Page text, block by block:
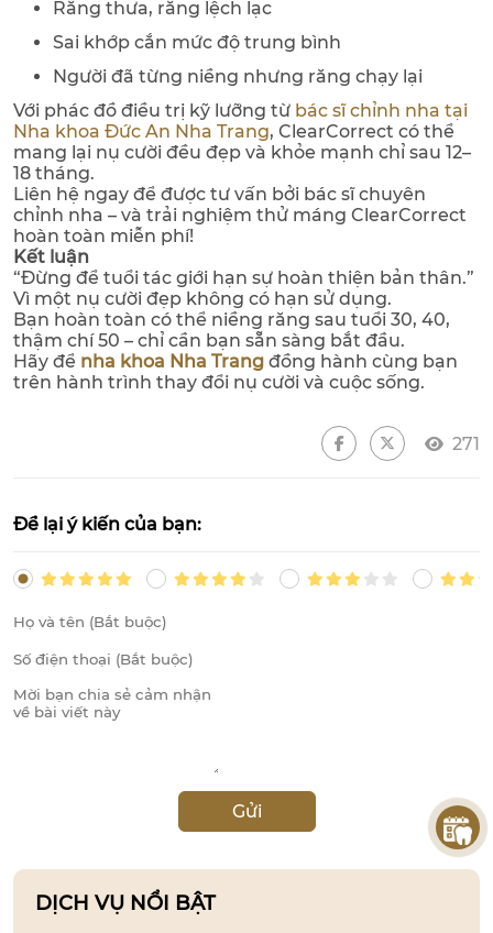
Răng thưa, răng lệch lạc
Sai khớp cắn mức độ trung bình
Người đã từng niềng nhưng răng chạy lại
Với phác đồ điều trị kỹ lưỡng từ bác sĩ chỉnh nha tại
Nha khoa Đức An Nha Trang, ClearCorrect có thể
mang lại nụ cười đều đẹp và khỏe mạnh chỉ sau 12–
18 tháng.
Liên hệ ngay để được tư vấn bởi bác sĩ chuyên
chỉnh nha – và trải nghiệm thử máng ClearCorrect
hoàn toàn miễn phí!
Kết luận
“Đừng để tuổi tác giới hạn sự hoàn thiện bản thân.”
Vì một nụ cười đẹp không có hạn sử dụng.
Bạn hoàn toàn có thể niềng răng sau tuổi 30, 40,
thậm chí 50 – chỉ cần bạn sẵn sàng bắt đầu.
Hãy để nha khoa Nha Trang đồng hành cùng bạn
trên hành trình thay đổi nụ cười và cuộc sống.
271
Để lại ý kiến của bạn:
Gửi
DỊCH VỤ NỔI BẬT